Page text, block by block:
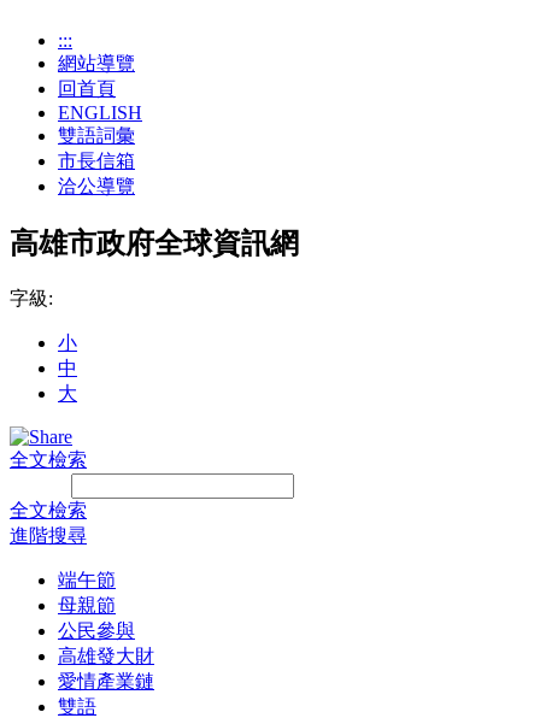
:::
網站導覽
回首頁
ENGLISH
雙語詞彙
市長信箱
洽公導覽
高雄市政府全球資訊網
字級:
小
中
大
全文檢索
全文檢索
進階搜尋
端午節
母親節
公民參與
高雄發大財
愛情產業鏈
雙語